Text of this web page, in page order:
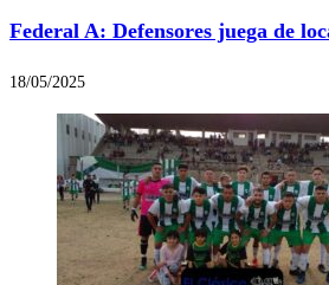
Federal A: Defensores juega de
18/05/2025